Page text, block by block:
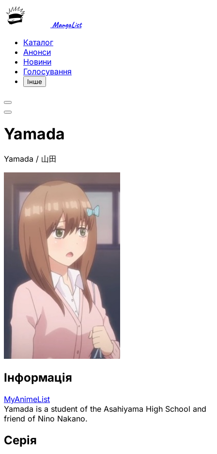
MangaList
Каталог
Анонси
Новини
Голосування
Інше
Yamada
Yamada / 山田
Інформація
MyAnimeList
Yamada is a student of the Asahiyama High School and
friend of Nino Nakano.
Серія